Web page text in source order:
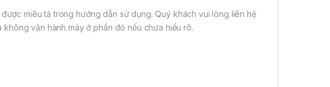
miêu tả trong hướng dẫn sử dụng. Quý khách vui lòng liên hệ
vận hành máy ở phần đó nếu chưa hiểu rõ.